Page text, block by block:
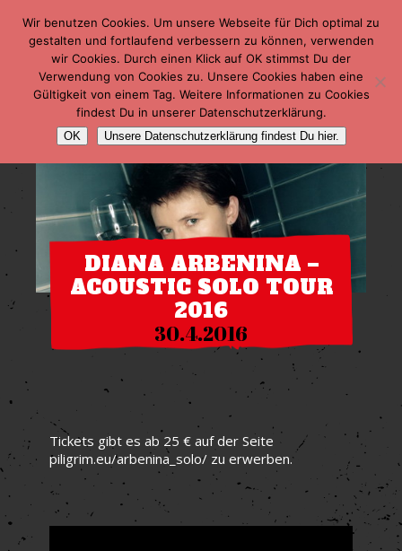
DIANA ARBENINA –
ACOUSTIC SOLO TOUR
2016
30.4.2016
Tickets gibt es ab 25 € auf der Seite
piligrim.eu/arbenina_solo/ zu erwerben.
Wir benutzen Cookies. Um unsere Webseite für Dich optimal zu
gestalten und fortlaufend verbessern zu können, verwenden
wir Cookies. Durch einen Klick auf OK stimmst Du der
Verwendung von Cookies zu. Unsere Cookies haben eine
Gültigkeit von einem Tag. Weitere Informationen zu Cookies
findest Du in unserer Datenschutzerklärung.
OK Unsere Datenschutzerklärung findest Du hier.